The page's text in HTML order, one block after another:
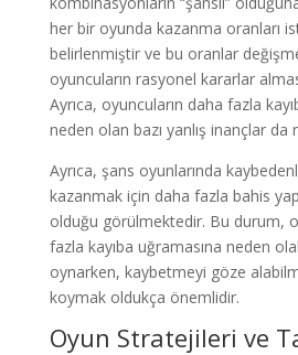
her bir oyunda kazanma oranları
belirlenmiştir ve bu oranlar
oyuncuların rasyonel kararlar
Ayrıca, oyuncuların daha fazla
neden olan bazı yanlış inançlar da
Ayrıca, şans oyunlarında
kazanmak için daha fazla bahis
olduğu görülmektedir. Bu durum,
fazla kayıba uğramasına neden
oynarken, kaybetmeyi göze
koymak oldukça önemlidir.
Oyun Stratejileri ve